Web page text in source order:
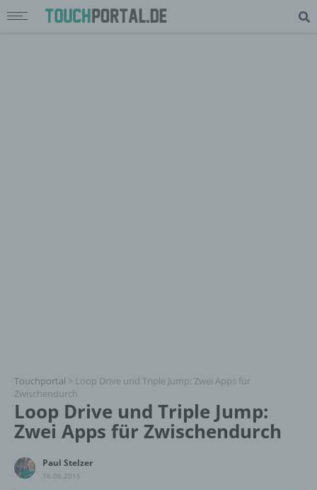
Touchportal > Loop Drive und Triple Jump: Zwei Apps für
Zwischendurch
Loop Drive und Triple Jump:
Zwei Apps für Zwischendurch
Paul Stelzer
16.06.2015